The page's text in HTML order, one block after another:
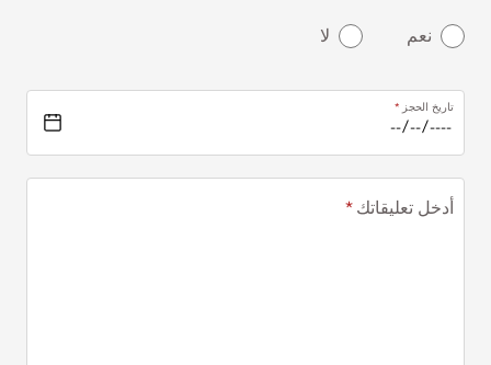
نعم لا
تاريخ الحجز
أدخل تعليقاتك